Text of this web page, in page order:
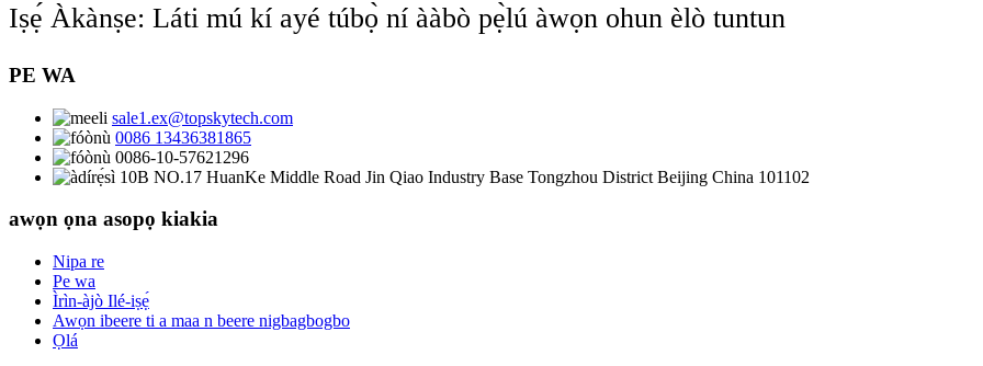
Iṣẹ́ Àkànṣe: Láti mú kí ayé túbọ̀ ní ààbò pẹ̀lú àwọn ohun èlò tuntun
PE WA
sale1.ex@topskytech.com
0086 13436381865
0086-10-57621296
10B NO.17 HuanKe Middle Road Jin Qiao Industry Base Tongzhou District Beijing China 101102
awọn ọna asopọ kiakia
Nipa re
Pe wa
Ìrìn-àjò Ilé-iṣẹ́
Awọn ibeere ti a maa n beere nigbagbogbo
Ọlá